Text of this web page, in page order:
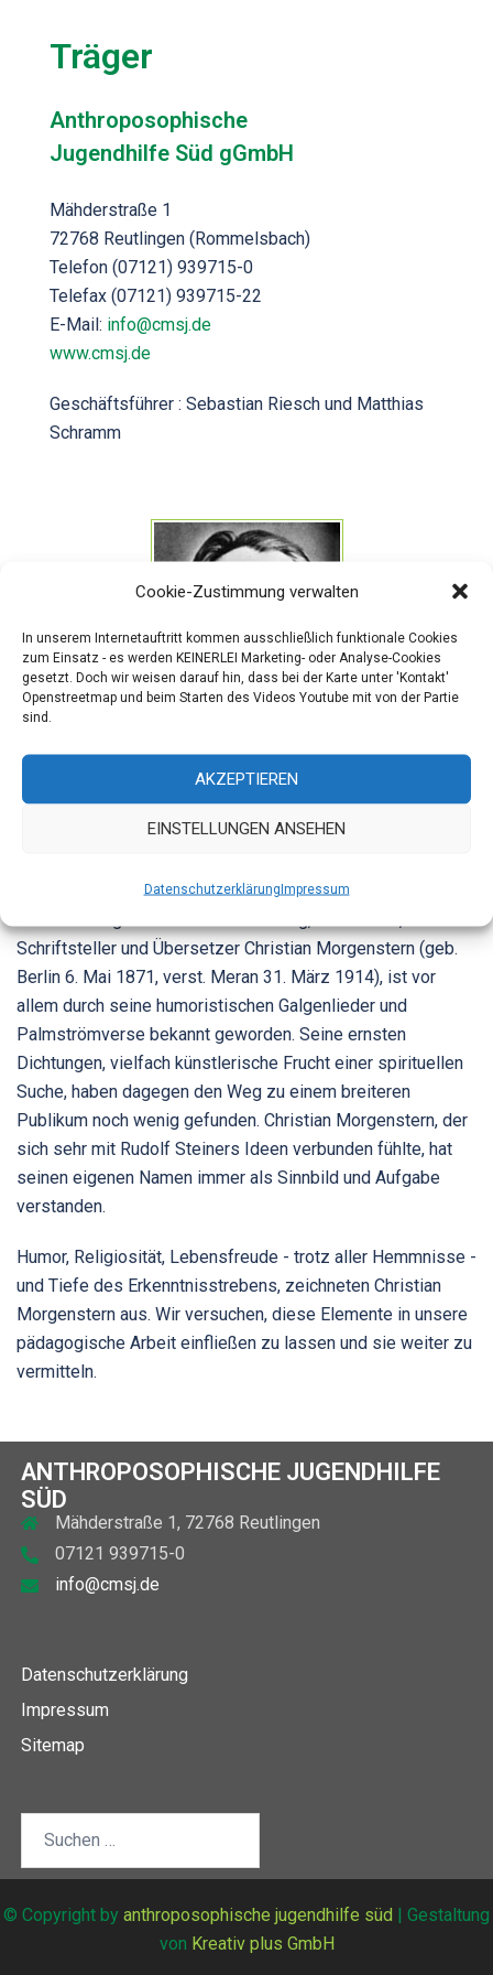
Cookie-Zustimmung verwalten
In unserem Internetauftritt kommen ausschließlich funktionale Cookies
zum Einsatz - es werden KEINERLEI Marketing- oder Analyse-Cookies
gesetzt. Doch wir weisen darauf hin, dass bei der Karte unter 'Kontakt'
Openstreetmap und beim Starten des Videos Youtube mit von der Partie
sind.
AKZEPTIEREN
EINSTELLUNGEN ANSEHEN
DatenschutzerklärungImpressum
Träger
Anthroposophische
Jugendhilfe Süd gGmbH
Mähderstraße 1
72768 Reutlingen (Rommelsbach)
Telefon (07121) 939715-0
Telefax (07121) 939715-22
E-Mail: info@cmsj.de
www.cmsj.de
Geschäftsführer : Sebastian Riesch und Matthias
Schramm
Schriftsteller und Übersetzer Christian Morgenstern (geb.
Berlin 6. Mai 1871, verst. Meran 31. März 1914), ist vor
allem durch seine humoristischen Galgenlieder und
Palmströmverse bekannt geworden. Seine ernsten
Dichtungen, vielfach künstlerische Frucht einer spirituellen
Suche, haben dagegen den Weg zu einem breiteren
Publikum noch wenig gefunden. Christian Morgenstern, der
sich sehr mit Rudolf Steiners Ideen verbunden fühlte, hat
seinen eigenen Namen immer als Sinnbild und Aufgabe
verstanden.
Humor, Religiosität, Lebensfreude - trotz aller Hemmnisse -
und Tiefe des Erkenntnisstrebens, zeichneten Christian
Morgenstern aus. Wir versuchen, diese Elemente in unsere
pädagogische Arbeit einfließen zu lassen und sie weiter zu
vermitteln.
ANTHROPOSOPHISCHE JUGENDHILFE
SÜD
Mähderstraße 1, 72768 Reutlingen
07121 939715-0
info@cmsj.de
Datenschutzerklärung
Impressum
Sitemap
Suchen
nach:
© Copyright by anthroposophische jugendhilfe süd | Gestaltung
von Kreativ plus GmbH